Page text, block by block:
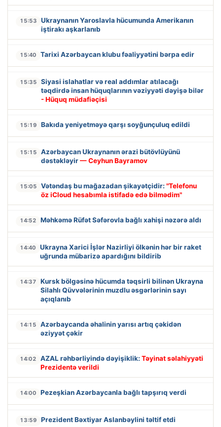
15:53
Ukraynanın Yaroslavla hücumunda Amerikanın
iştirakı aşkarlanıb
15:40 Tarixi Azərbaycan klubu fəaliyyətini bərpa edir
15:35
Siyasi islahatlar və real addımlar atılacağı
təqdirdə insan hüquqlarının vəziyyəti dəyişə bilər
- Hüquq müdafiəçisi
15:19 Bakıda yeniyetməyə qarşı soyğunçuluq edildi
15:15
Azərbaycan Ukraynanın ərazi bütövlüyünü
dəstəkləyir— Ceyhun Bayramov
15:05 Vətəndaş bu mağazadan şikayətçidir: "Telefonu
öz iCloud hesabımla istifadə edə bilmədim"
14:52 Məhkəmə Rüfət Səfərovla bağlı xahişi nəzərə aldı
14:40
Ukrayna Xarici İşlər Nazirliyi ölkənin hər bir raket
uğrunda mübarizə apardığını bildirib
14:37
Kursk bölgəsinə hücumda təqsirli bilinən Ukrayna
Silahlı Qüvvələrinin muzdlu əsgərlərinin sayı
açıqlanıb
14:15
Azərbaycanda əhalinin yarısı artıq çəkidən
əziyyət çəkir
14:02 AZAL rəhbərliyində dəyişiklik: Təyinat səlahiyyəti
Prezidentə verildi
14:00 Pezeşkian Azərbaycanla bağlı tapşırıq verdi
13:59 Prezident Bəxtiyar Aslanbəylini təltif etdi